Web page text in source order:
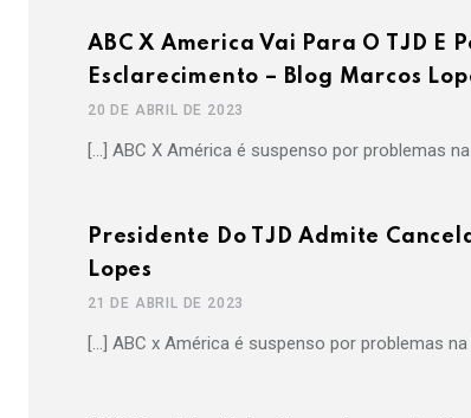
ABC X America Vai Para O TJD E
Esclarecimento – Blog Marcos
20 DE ABRIL DE 2023
[…] ABC X América é suspenso por problemas
Presidente Do TJD Admite
Lopes
21 DE ABRIL DE 2023
[…] ABC x América é suspenso por problemas